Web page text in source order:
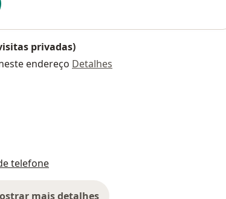
privadas)
endereço Detalhes
telefone
mais detalhes